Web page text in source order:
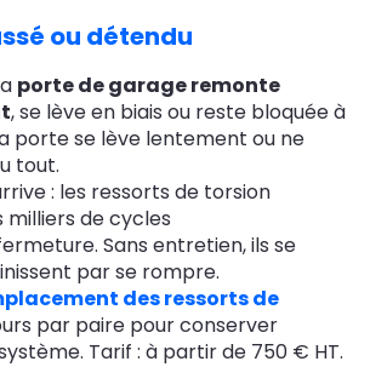
ou détendu
porte de garage remonte
, se lève en biais ou reste bloquée à
porte se lève lentement ou ne
tout.
: les ressorts de torsion
milliers de cycles
Sans entretien, ils se
par se rompre.
des ressorts de
par paire pour conserver
Tarif : à partir de 750 € HT.